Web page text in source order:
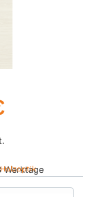
Werktage